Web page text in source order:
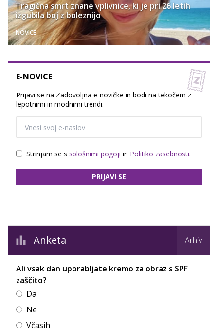
Tragična smrt znane vplivnice, ki je pri 26 letih
izgubila boj z boleznijo
NOVICE
E-NOVICE
Prijavi se na Zadovoljna e-novičke in bodi na tekočem z
lepotnimi in modnimi trendi.
Strinjam se s splošnimi pogoji in Politiko zasebnosti.
PRIJAVI SE
Anketa Arhiv
Ali vsak dan uporabljate kremo za obraz s SPF
zaščito?
Da
Ne
Včasih